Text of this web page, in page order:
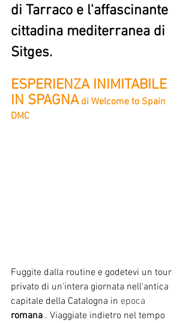
di Tarraco e l'affascinante
cittadina mediterranea di
Sitges.
ESPERIENZA INIMITABILE
IN SPAGNA di Welcome to Spain
DMC
Fuggite dalla routine e godetevi un tour
privato di un'intera giornata nell'antica
capitale della Catalogna in epoca
romana . Viaggiate indietro nel tempo